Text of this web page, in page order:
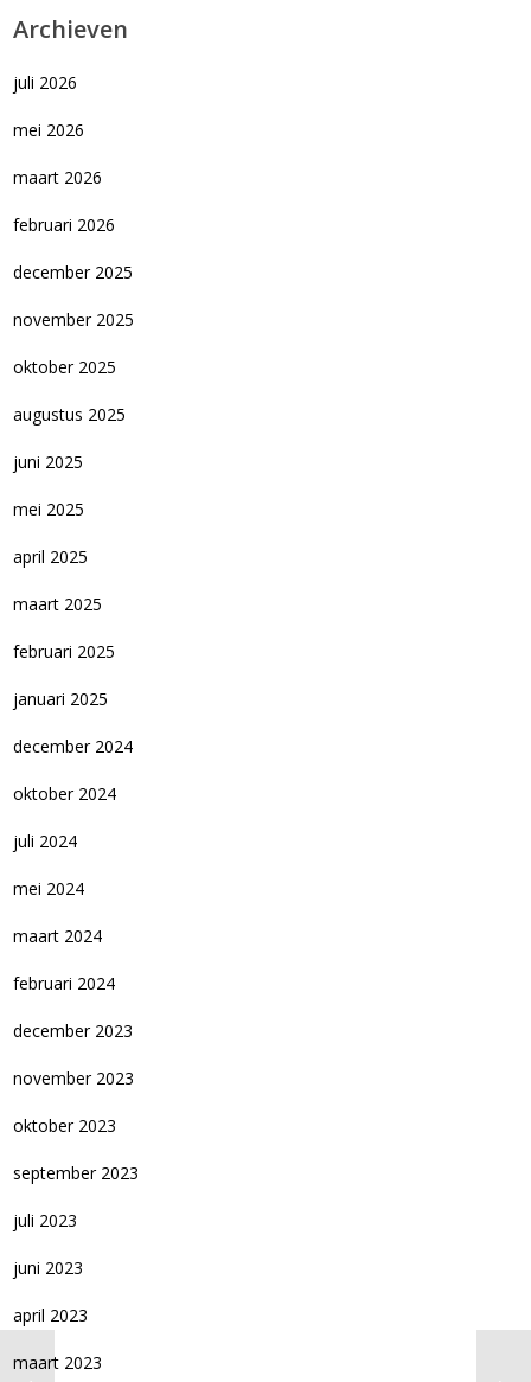
Archieven
juli 2026
mei 2026
maart 2026
februari 2026
december 2025
november 2025
oktober 2025
augustus 2025
juni 2025
mei 2025
april 2025
maart 2025
februari 2025
januari 2025
december 2024
oktober 2024
juli 2024
mei 2024
maart 2024
februari 2024
december 2023
november 2023
oktober 2023
september 2023
juli 2023
juni 2023
april 2023
maart 2023